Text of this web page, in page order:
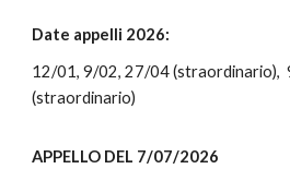
Date appelli 2026:
12/01, 9/02,27/04 (straordinario),
(straordinario)
APPELLO DEL 7/07/2026